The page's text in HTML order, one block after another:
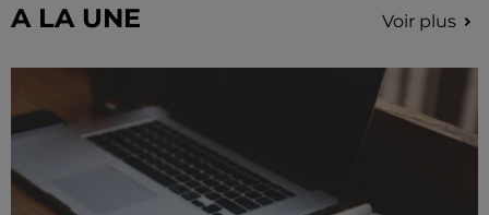
A LA UNE Voir plus